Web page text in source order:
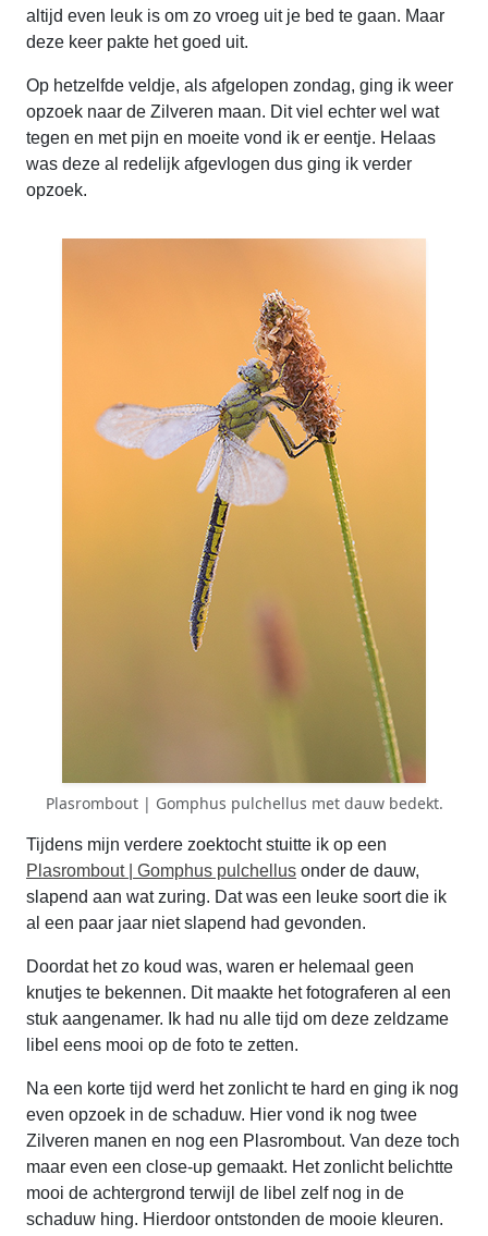
altijd even leuk is om zo vroeg uit je bed te gaan. Maar
deze keer pakte het goed uit.
Op hetzelfde veldje, als afgelopen zondag, ging ik weer
opzoek naar de Zilveren maan. Dit viel echter wel wat
tegen en met pijn en moeite vond ik er eentje. Helaas
was deze al redelijk afgevlogen dus ging ik verder
opzoek.
Plasrombout | Gomphus pulchellus met dauw bedekt.
Tijdens mijn verdere zoektocht stuitte ik op een
Plasrombout | Gomphus pulchellus onder de dauw,
slapend aan wat zuring. Dat was een leuke soort die ik
al een paar jaar niet slapend had gevonden.
Doordat het zo koud was, waren er helemaal geen
knutjes te bekennen. Dit maakte het fotograferen al een
stuk aangenamer. Ik had nu alle tijd om deze zeldzame
libel eens mooi op de foto te zetten.
Na een korte tijd werd het zonlicht te hard en ging ik nog
even opzoek in de schaduw. Hier vond ik nog twee
Zilveren manen en nog een Plasrombout. Van deze toch
maar even een close-up gemaakt. Het zonlicht belichtte
mooi de achtergrond terwijl de libel zelf nog in de
schaduw hing. Hierdoor ontstonden de mooie kleuren.